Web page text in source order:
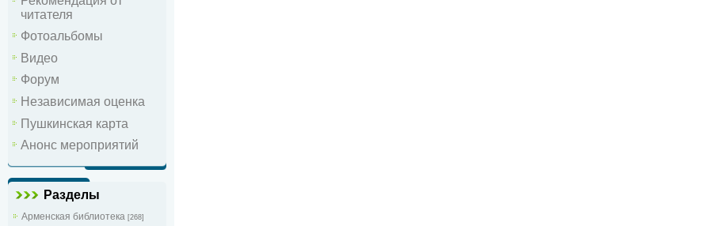
читателя
Фотоальбомы
Видео
Форум
Независимая оценка
Пушкинская карта
Анонс мероприятий
Разделы
Арменская библиотека [268]